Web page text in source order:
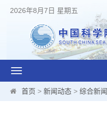
2026年8月7日 星期五
Toggle
navigation
首页 > 新闻动态 > 综合新闻